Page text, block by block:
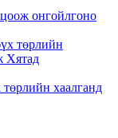
онгойлгоно
хаалганд